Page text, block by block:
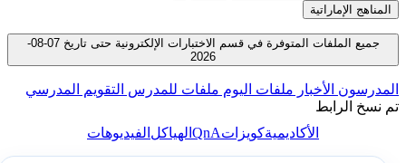
المناهج الإماراتية
جميع الملفات المتوفرة في قسم الاختبارات الإلكترونية حتى تاريخ 07-08-
2026
المدرسون الأخبار ملفات اليوم ملفات للمدرس التقويم المدرسي
تم نسخ الرابط
الأكاديميةكويزاتQnAالهياكل الفيديوهات